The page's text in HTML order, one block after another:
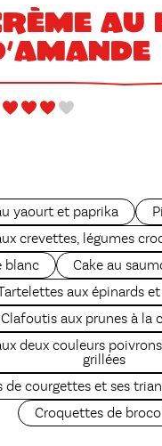
yaourt et paprika
crevettes, légumes
blanc
Cake au
Tartelettes aux épinards
Clafoutis aux prunes à la
deux couleurs
grillées
de courgettes et ses
Croquettes de